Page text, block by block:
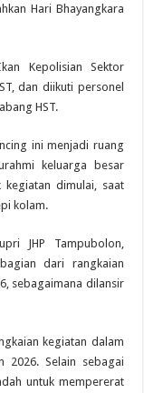
Hari Bhayangkara
Kepolisian Sektor
dan diikuti personel
HST.
ini menjadi ruang
keluarga besar
kegiatan dimulai, saat
kolam.
JHP Tampubolon,
dari rangkaian
sebagaimana dilansir
kegiatan dalam
2026. Selain sebagai
untuk mempererat